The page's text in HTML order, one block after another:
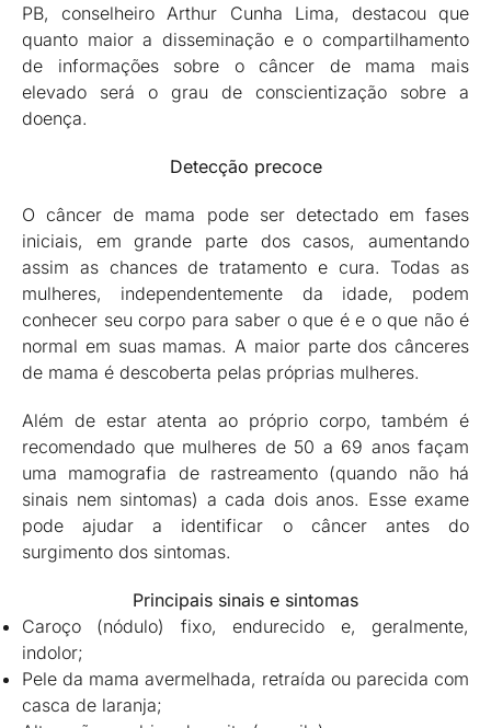
PB, conselheiro Arthur Cunha Lima, destacou que
quanto maior a disseminação e o compartilhamento
de informações sobre o câncer de mama mais
elevado será o grau de conscientização sobre a
doença.
Detecção precoce
O câncer de mama pode ser detectado em fases
iniciais, em grande parte dos casos, aumentando
assim as chances de tratamento e cura. Todas as
mulheres, independentemente da idade, podem
conhecer seu corpo para saber o que é e o que não é
normal em suas mamas. A maior parte dos cânceres
de mama é descoberta pelas próprias mulheres.
Além de estar atenta ao próprio corpo, também é
recomendado que mulheres de 50 a 69 anos façam
uma mamografia de rastreamento (quando não há
sinais nem sintomas) a cada dois anos. Esse exame
pode ajudar a identificar o câncer antes do
surgimento dos sintomas.
Principais sinais e sintomas
Caroço (nódulo) fixo, endurecido e, geralmente,
indolor;
Pele da mama avermelhada, retraída ou parecida com
casca de laranja;